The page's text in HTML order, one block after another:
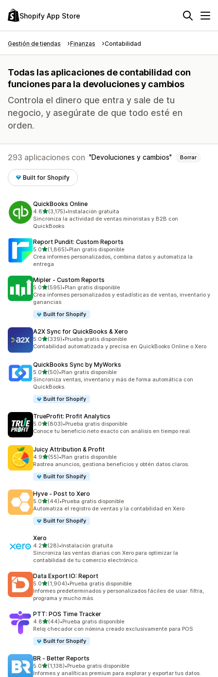
Shopify App Store
Gestión de tiendas Finanzas Contabilidad
Todas las aplicaciones de contabilidad con
funciones para la devoluciones y cambios
Controla el dinero que entra y sale de tu
negocio, y asegúrate de que todo esté en
orden.
293 aplicaciones con Devoluciones y cambios Borrar
Built for Shopify
QuickBooks Online
4.8de 5 estrellas
(3,175)
3175 reseñas en total
•Instalación gratuita
Sincroniza la actividad de ventas minoristas y B2B con
QuickBooks
Report Pundit: Custom Reports
5.0de 5 estrellas
(1,865)
1865 reseñas en total
•Plan gratis disponible
Crea informes personalizados, combina datos y automatiza la
entrega
Mipler ‑ Custom Reports
5.0de 5 estrellas
(595)
595 reseñas en total
•Plan gratis disponible
Crea informes personalizados y estadísticas de ventas, inventario y
ganancias
Built for Shopify
A2X Sync for QuickBooks & Xero
5.0de 5 estrellas
(339)
339 reseñas en total
•Prueba gratis disponible
Contabilidad automatizada y precisa en QuickBooks Online o Xero
QuickBooks Sync by MyWorks
5.0de 5 estrellas
(50)
50 reseñas en total
•Plan gratis disponible
Sincroniza ventas, inventario y más de forma automática con
QuickBooks.
Built for Shopify
TrueProfit: Profit Analytics
5.0de 5 estrellas
(803)
803 reseñas en total
•Prueba gratis disponible
Conoce tu beneficio neto exacto con análisis en tiempo real.
Juicy Attribution & Profit
4.9de 5 estrellas
(55)
55 reseñas en total
•Plan gratis disponible
Rastrea anuncios, gestiona beneficios y obtén datos claros.
Built for Shopify
Hyve ‑ Post to Xero
5.0de 5 estrellas
(44)
44 reseñas en total
•Prueba gratis disponible
Automatiza el registro de ventas y la contabilidad en Xero
Built for Shopify
Xero
4.2de 5 estrellas
(28)
28 reseñas en total
•Instalación gratuita
Sincroniza las ventas diarias con Xero para optimizar la
contabilidad de tu comercio electrónico.
Data Export IO: Report
5.0de 5 estrellas
(1,904)
1904 reseñas en total
•Prueba gratis disponible
Informes predeterminados y personalizados fáciles de usar: filtra,
programa y mucho más.
PTT: POS Time Tracker
4.8de 5 estrellas
(44)
44 reseñas en total
•Prueba gratis disponible
Reloj checador con nómina creado exclusivamente para POS
Built for Shopify
BR ‑ Better Reports
5.0de 5 estrellas
(1,138)
1138 reseñas en total
•Prueba gratis disponible
Informes y analíticas premium para explorar y exportar tus datos.